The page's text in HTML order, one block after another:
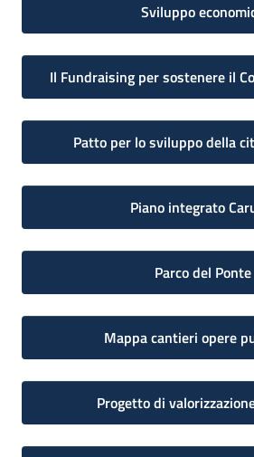
Sviluppo
Il Fundraising per sostenere il
Patto per lo sviluppo della
Piano integrato
Parco del Ponte
Mappa cantieri opere
Progetto di